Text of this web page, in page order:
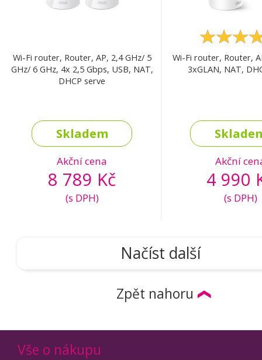
Wi-Fi router, Router, AP, 2,4 GHz/ 5
GHz/ 6 GHz, 4x 2,5 Gbps, USB, NAT,
DHCP serve
Skladem
Akční cena
8 789 Kč
(s DPH)
Wi-Fi router, Router,
3xGLAN, NAT,
Akční
4 990
(s DPH)
Načíst další
Zpět nahoru
Vše o nákupu